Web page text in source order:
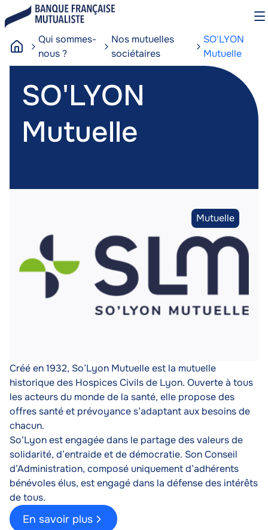
au
principal
Qui sommes-
nous ?
Nos mutuelles
sociétaires
SO'LYON
Mutuelle
SO'LYON
Mutuelle
SO'LYON
Mutuelle
Type
de
partenaire
Mutuelle
Description
Créé en 1932, So’Lyon Mutuelle est la mutuelle
historique des Hospices Civils de Lyon. Ouverte à tous
les acteurs du monde de la santé, elle propose des
offres santé et prévoyance s’adaptant aux besoins de
chacun.
So‘Lyon est engagée dans le partage des valeurs de
solidarité, d’entraide et de démocratie. Son Conseil
d’Administration, composé uniquement d’adhérents
bénévoles élus, est engagé dans la défense des intérêts
de tous.
En savoir plus